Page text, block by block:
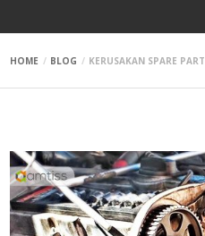
HOME BLOG KERUSAKAN SPARE PART